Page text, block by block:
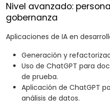
Nivel avanzado:
gobernanza
Aplicaciones de IA en
Generación y
Uso de ChatGPT para
de prueba.
Aplicación de ChatGPT
análisis de datos.